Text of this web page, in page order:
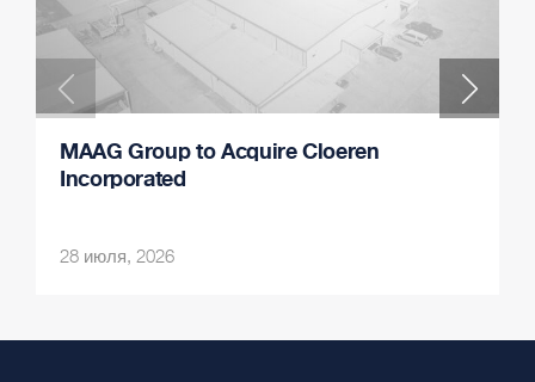
MAAG Group to Acquire Cloeren
Incorporated
28 июля, 2026